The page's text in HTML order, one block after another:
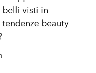
belli visti in
beauty